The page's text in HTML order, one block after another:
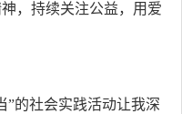
，持续关注公益，用爱
”的社会实践活动让我深